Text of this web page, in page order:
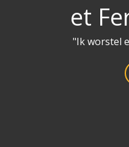
et
"Ik worstel